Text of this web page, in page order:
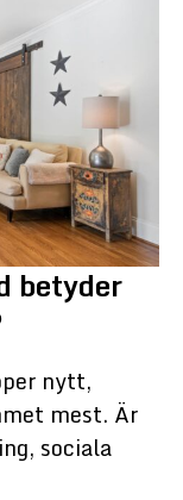
betyder
nytt,
mest. Är
sociala